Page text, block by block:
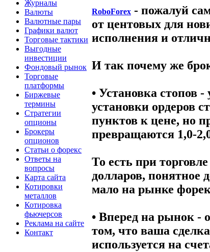
Журналы
Валюты
Валютные пары
Графики валют
Торговые тактики
Выгодные
инвестиции
Фондовый рынок
Торговые
платформы
Биржевые
термины
Стратегии
опционы
Брокеры
опционов
Статьи о форекс
Ответы на
вопросы
Карта сайта
Котировки
металлов
Котировка
фьючерсов
Реклама на сайте
Контакт
RoboForex - пожалуй
от центовых для
исполнения и
И так почему же
• Установка стопов
установки ордеров
пунктов к цене, но
превращаются 1,0-
То есть при
долларов, понятное
мало на рынке
• Вперед на рынок -
том, что ваша
используется на